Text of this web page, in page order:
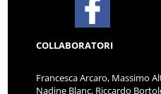
COLLABORATORI
Francesca Arcaro, Massimo
Nadine Blanc, Riccardo